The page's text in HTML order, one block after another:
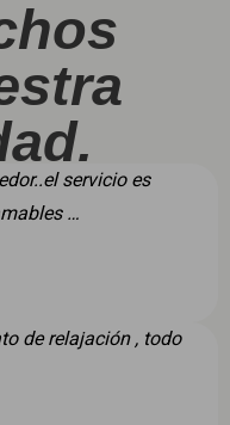
servicio es
…
de relajación , todo